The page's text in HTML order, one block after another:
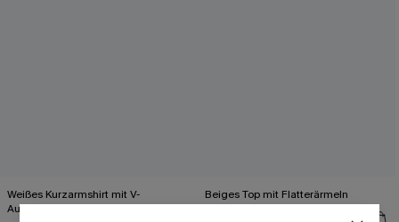
Weißes Kurzarmshirt mit V-
Ausschnitt
Beiges Top mit Flatterärmeln